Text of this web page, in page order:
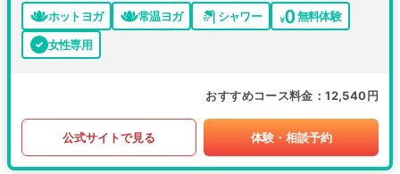
ホットヨガ 常温ヨガ シャワー
無料体験
女性専用
おすすめコース料金 12,540円
公式サイトで見る 体験・相談予約